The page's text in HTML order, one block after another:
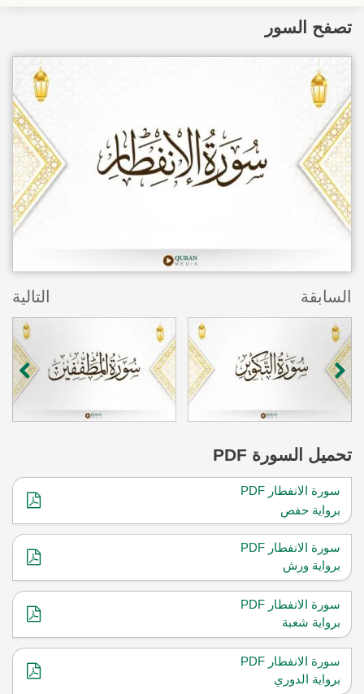
تصفح السور
السابقة التالية
تحميل السورة PDF
سورة الانفطار PDF
برواية حفص
سورة الانفطار PDF
برواية ورش
سورة الانفطار PDF
برواية شعبة
سورة الانفطار PDF
برواية الدوري